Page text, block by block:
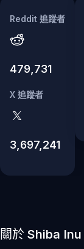
Reddit 追蹤者
479,731
X 追蹤者
3,697,241
關於 Shiba Inu